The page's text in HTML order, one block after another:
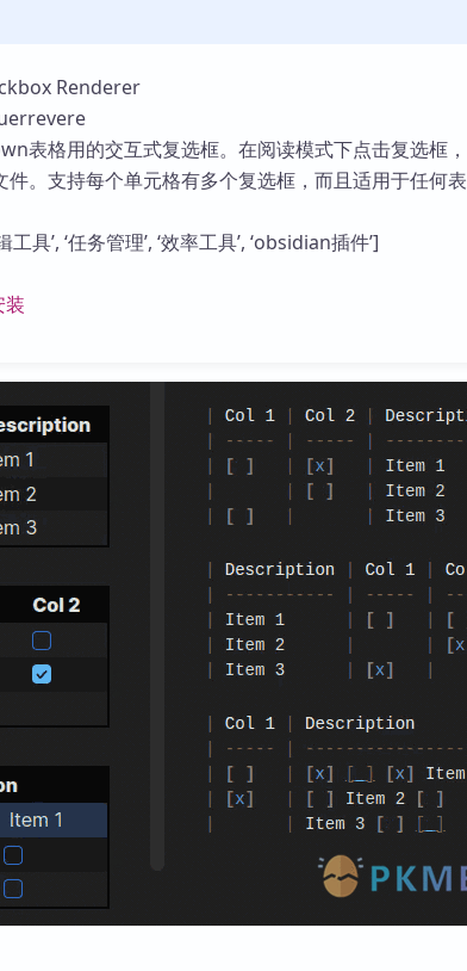
Renderer
表格用的交互式复选框。在阅读模式下点击复选框
。支持每个单元格有多个复选框，而且适用于任何
工具’, ‘任务管理’, ‘效率工具’, ‘obsidian插件’]
装